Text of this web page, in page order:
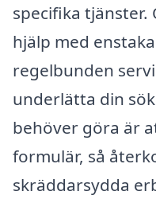
specifika
hjälp med
regelbunden
underlätta din
behöver göra är
formulär, så
skräddarsydda